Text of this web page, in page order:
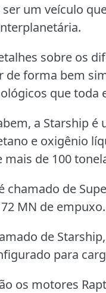
um veículo
sobre os
de forma bem
que toda
a Starship
e oxigênio
de 100
chamado de
MN de empuxo.
de
para
os motores